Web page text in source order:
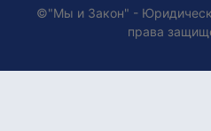
©"Мы и Закон" -
права